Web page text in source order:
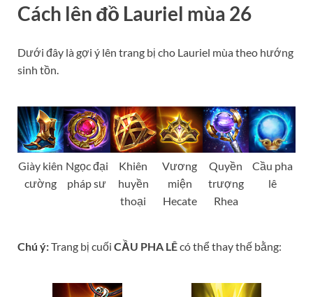
Cách lên đồ Lauriel mùa 26
Dưới đây là gợi ý lên trang bị cho Lauriel mùa theo hướng
sinh tồn.
Giày kiên
cường
Ngọc đại
pháp sư
Khiên
huyền
thoại
Vương
miện
Hecate
Quyền
trượng
Rhea
Cầu pha
lê
Chú ý:Trang bị cuối CẦU PHA LÊcó thể thay thế bằng: